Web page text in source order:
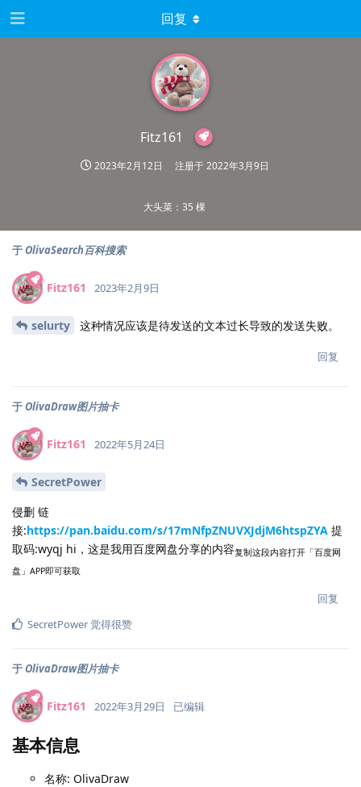
Fitz161
2023年2月12日 注册于2022年3月9日
大头菜：35 棵
回复
于OlivaSearch百科搜索
Fitz161 2023年2月9日
selurty 这种情况应该是待发送的文本过长导致的发送失败。
回复
于OlivaDraw图片抽卡
Fitz161 2022年5月24日
SecretPower
侵删 链
接:https://pan.baidu.com/s/17mNfpZNUVXJdjM6htspZYA 提
取码:wyqj hi，这是我用百度网盘分享的内容复制这段内容打开「百度网
盘」APP即可获取
回复
SecretPower觉得很赞
于OlivaDraw图片抽卡
Fitz161 2022年3月29日 已编辑
基本信息
名称: OlivaDraw